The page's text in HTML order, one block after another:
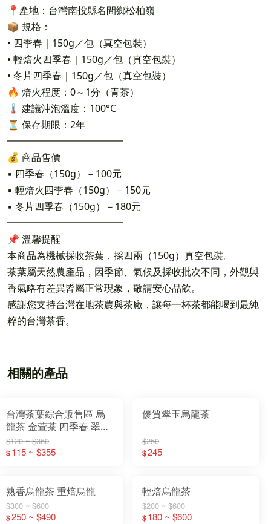
📍產地：台灣南投縣名間鄉松柏嶺
📦 規格：
• 四季春｜150g／包（真空包裝）
• 輕焙火四季春｜150g／包（真空包裝）
• 冬片四季春｜150g／包（真空包裝）
🔥 焙火程度：0～1分（青茶）
🌡 建議沖泡溫度：100°C
⏳ 保存期限：2年
━━━━━━━━━━━━
💰 商品售價
▪ 四季春（150g）－100元
▪ 輕焙火四季春（150g）－150元
▪ 冬片四季春（150g）－180元
━━━━━━━━━━━━
📌 溫馨提醒
本商品為機械採收茶葉，採四兩（150g）真空包裝。
茶葉屬天然農產品，因季節、氣候及採收批次不同，外觀與
香氣略有差異皆屬正常現象，敬請安心品飲。
感謝您支持台灣在地茶農與茶廠，讓每一杯茶都能喝到最純
粹的台灣茶香。
相關的產品
台灣茶葉綜合販售區 烏
龍茶 金萱茶 四季春 翠玉
茶 綠茶 紅茶
$120 ~ $360
$115 ~ $355
優質翠玉烏龍茶
$250
$245
熟香烏龍茶 重焙烏龍
$300 ~ $600
$250 ~ $490
輕焙烏龍茶
$200 ~ $600
$180 ~ $600